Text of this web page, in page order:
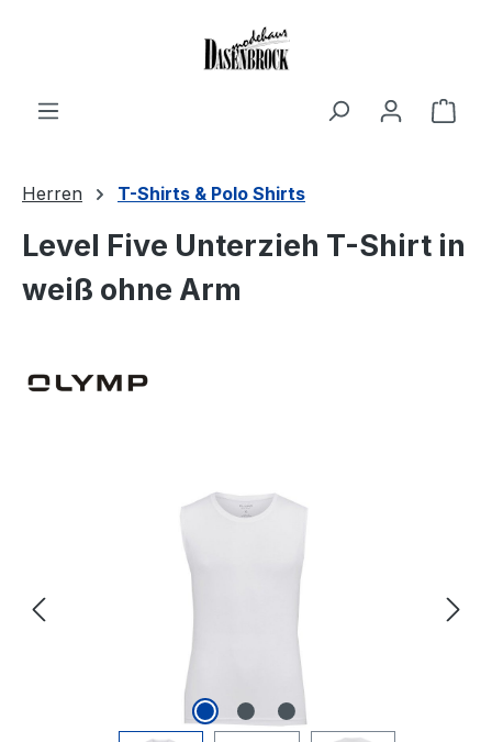
Herren T-Shirts & Polo Shirts
Level Five Unterzieh T-Shirt in
weiß ohne Arm
Bildergalerie überspringen